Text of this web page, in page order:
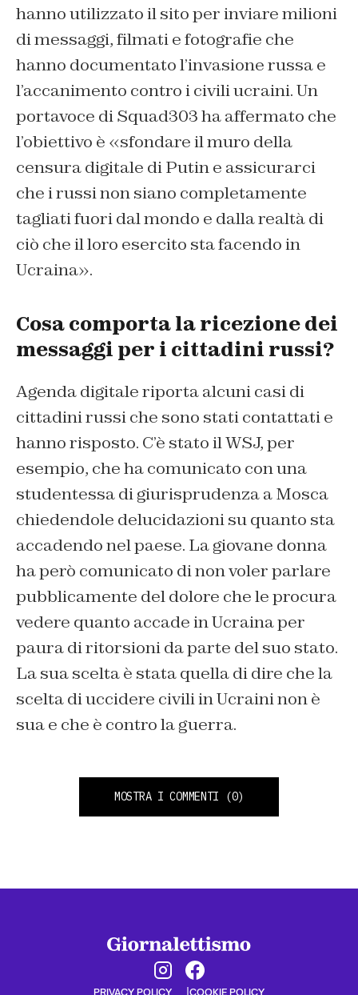
hanno utilizzato il sito per inviare milioni
di messaggi, filmati e fotografie che
hanno documentato l’invasione russa e
l’accanimento contro i civili ucraini. Un
portavoce di Squad303 ha affermato che
l’obiettivo è «sfondare il muro della
censura digitale di Putin e assicurarci
che i russi non siano completamente
tagliati fuori dal mondo e dalla realtà di
ciò che il loro esercito sta facendo in
Ucraina».
Cosa comporta la ricezione dei
messaggi per i cittadini russi?
Agenda digitale riporta alcuni casi di
cittadini russi che sono stati contattati e
hanno risposto. C’è stato il WSJ, per
esempio, che ha comunicato con una
studentessa di giurisprudenza a Mosca
chiedendole delucidazioni su quanto sta
accadendo nel paese. La giovane donna
ha però comunicato di non voler parlare
pubblicamente del dolore che le procura
vedere quanto accade in Ucraina per
paura di ritorsioni da parte del suo stato.
La sua scelta è stata quella di dire che la
scelta di uccidere civili in Ucraini non è
sua e che è contro la guerra.
MOSTRA I COMMENTI (0)
PRIVACY POLICY COOKIE POLICY